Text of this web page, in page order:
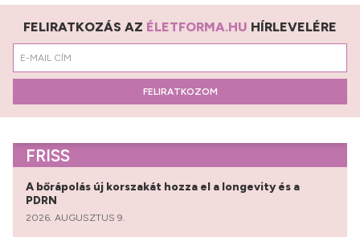
FELIRATKOZÁS AZ ÉLETFORMA.HU HÍRLEVELÉRE
FELIRATKOZOM
FRISS
A bőrápolás új korszakát hozza el a longevity és a
PDRN
2026. AUGUSZTUS 9.